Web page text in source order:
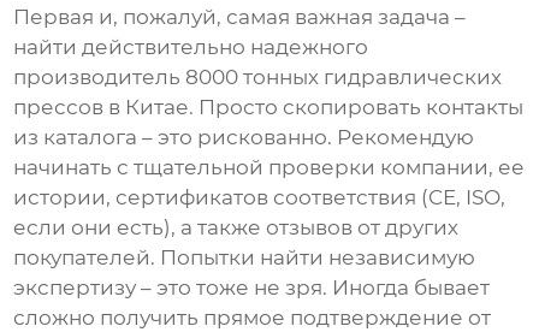
Первая и, пожалуй, самая важная задача –
найти действительно надежного
производитель 8000 тонных гидравлических
прессов в Китае. Просто скопировать контакты
из каталога – это рискованно. Рекомендую
начинать с тщательной проверки компании, ее
истории, сертификатов соответствия (CE, ISO,
если они есть), а также отзывов от других
покупателей. Попытки найти независимую
экспертизу – это тоже не зря. Иногда бывает
сложно получить прямое подтверждение от